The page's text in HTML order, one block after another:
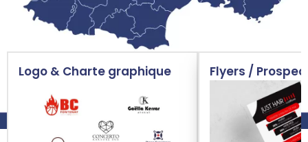
Logo & Charte graphique Flyers /